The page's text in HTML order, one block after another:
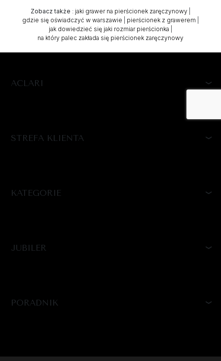
Zobacz także : jaki grawer na pierścionek zaręczynowy
gdzie się oświadczyć w warszawie
pierścionek z grawerem
jak dowiedzieć się jaki rozmiar pierścionka
na który palec zakłada się pierścionek zaręczynowy
ACLARI
STREFA KLIENTA
KATEGORIE
JUBILER
PORADNIK